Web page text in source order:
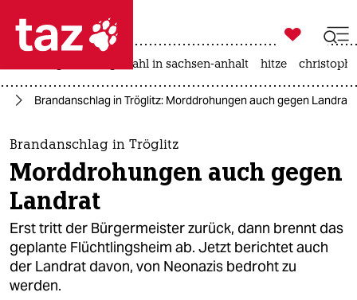
 taz zahl ich
taz zahl ich
themen
politik
öko
gesellschaft
kultur

taz zahl ich
landtagswahl in sachsen-anhalt hitze
Brandanschlag in Tröglitz: Morddrohungen auch gegen Landrat
Brandanschlag in Tröglitz
Morddrohungen auch gegen
Landrat
Erst tritt der Bürgermeister zurück, dann brennt das
geplante Flüchtlingsheim ab. Jetzt berichtet auch
der Landrat davon, von Neonazis bedroht zu
werden.